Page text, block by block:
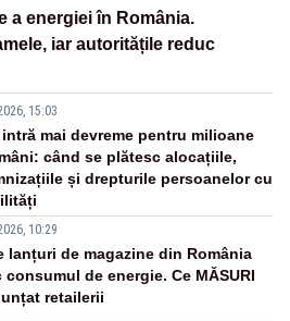
a energiei în România.
iar autoritățile reduc
15:03
mai devreme pentru milioane
când se plătesc alocațiile,
și drepturile persoanelor cu
10:29
lanțuri de magazine din România
consumul de energie. Ce MĂSURI
retailerii